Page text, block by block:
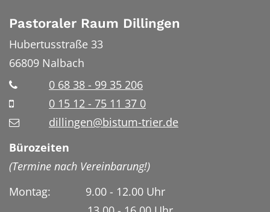
Pastoraler Raum Dillingen
Hubertusstraße 33
66809 Nalbach
0 68 38 - 99 35 206
0 15 12 - 75 11 37 0
dillingen@bistum-trier.de
Bürozeiten
(Termine nach Vereinbarung!)
Montag: 9.00 - 12.00 Uhr